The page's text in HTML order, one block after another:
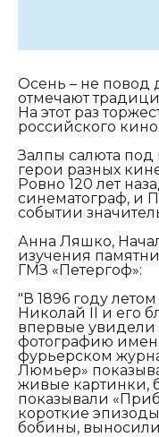
Осень – не повод
отмечают
На этот раз
российского кино.
Залпы салюта
герои разных
Ровно 120 лет
синематограф, и
событии
Анна Ляшко,
изучения
ГМЗ «Петергоф»:
"В 1896 году
Николай II и его
впервые
фотографию
фурьерском
Люмьер»
живые картинки,
показывали
короткие
бобины,